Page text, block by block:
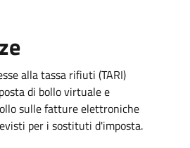
alla tassa rifiuti (TARI)
di bollo virtuale e
sulle fatture elettroniche
per i sostituti d'imposta.